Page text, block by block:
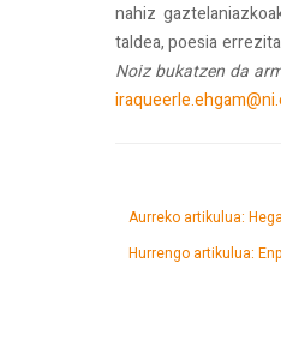
nahiz
taldea, poesia
Noiz bukatzen da
Aurreko artikulua:
Hurrengo artikulua: